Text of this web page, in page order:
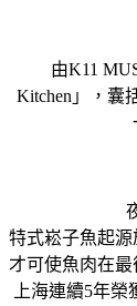
由K11
Kitchen」，囊
特式崧子魚起源
才可使魚肉在
上海連續5年